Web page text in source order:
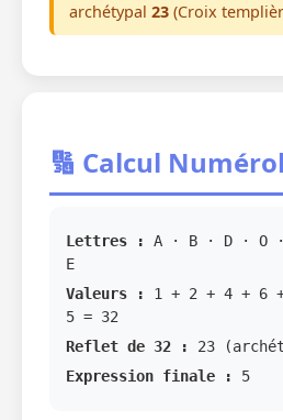
archétypal 23 (Croix
🔢 Calcul
Lettres :
A · B · D · O
E
Valeurs :
1 + 2 + 4 + 6
5 = 32
Reflet de 32 :
23
Expression finale :
5